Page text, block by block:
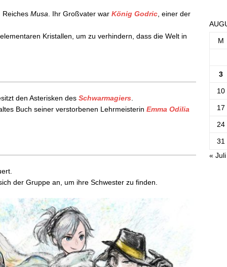
Reiches Musa. Ihr Großvater war König Godric, einer der
Kristallen, um zu verhindern, dass die Welt in
den Asterisken des Schwarmagiers.
Buch seiner verstorbenen Lehrmeisterin Emma Odilia
der Gruppe an, um ihre Schwester zu finden.
M
3
10
17
24
31
« Juli